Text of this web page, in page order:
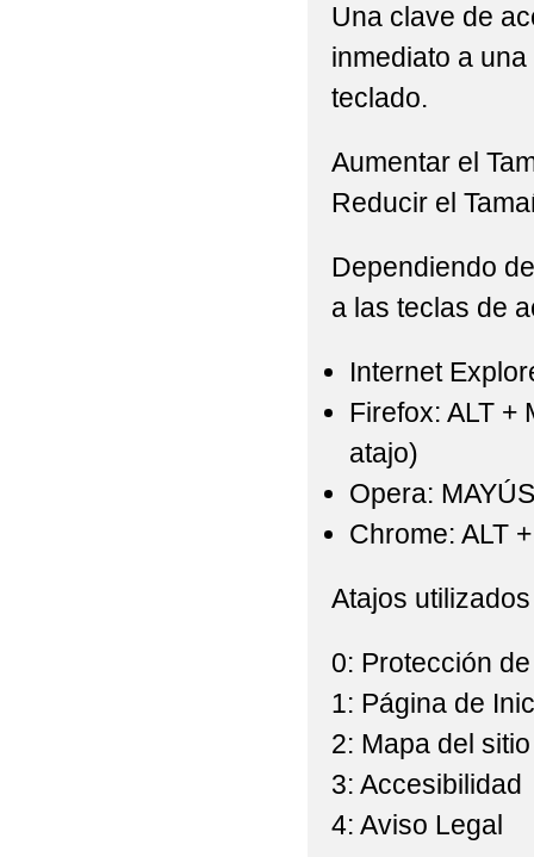
Una clave de
inmediato a
teclado.
Aumentar el
Reducir el
Dependiendo
a las teclas de
Internet
Firefox: ALT +
atajo)
Opera:
Chrome: ALT
Atajos
0: Protección
1: Página de
2: Mapa del sitio
3: Accesibilidad
4: Aviso Legal